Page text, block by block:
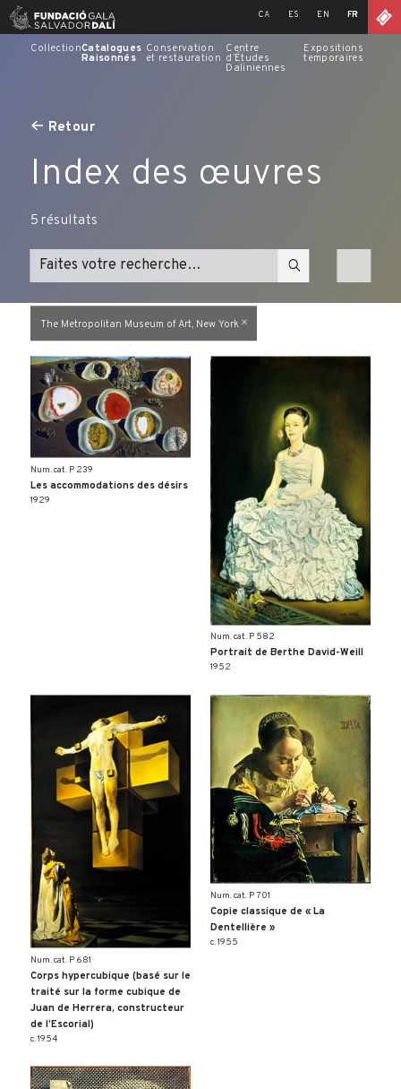
Skip
CA ES EN FR
CollectionCatalogues
Raisonnés
Conservation
et restauration
Centre
d’Études
Daliniennes
Expositions
temporaires
Retour
Index des œuvres
5 résultats
The Metropolitan Museum of Art, New York
Num. cat. P 239
Les accommodations des désirs
1929
Num. cat. P 582
Portrait de Berthe David-Weill
1952
Num. cat. P 681
Corps hypercubique (basé sur le
traité sur la forme cubique de
Juan de Herrera, constructeur
de l’Escorial)
c. 1954
Num. cat. P 701
Copie classique de « La
Dentellière »
c. 1955